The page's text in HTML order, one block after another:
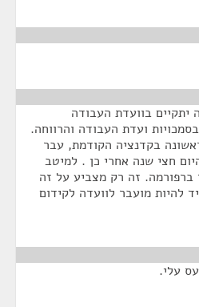
יתקיים בוועדת העבודה
ועדת העבודה והרווחה.
בקדנציה הקודמת, עבר
חצי שנה אחרי כן . למיטב
ברפורמה. זה רק מצביע על זה
להיות מועבר לוועדה לקידום
עלי.